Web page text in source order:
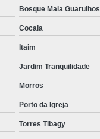
Bosque Maia Guarulhos
Cocaia
Itaim
Jardim Tranquilidade
Morros
Porto da Igreja
Torres Tibagy